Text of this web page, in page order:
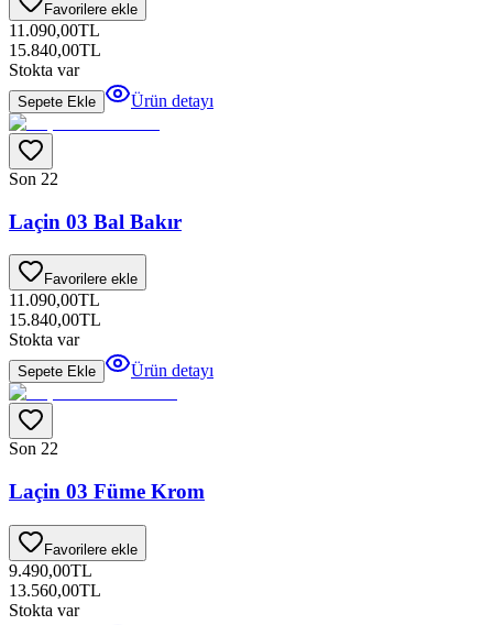
Favorilere ekle
11.090,00TL
15.840,00TL
Stokta var
Sepete Ekle Ürün detayı
Son 22
Laçin 03 Bal Bakır
Favorilere ekle
11.090,00TL
15.840,00TL
Stokta var
Sepete Ekle Ürün detayı
Son 22
Laçin 03 Füme Krom
Favorilere ekle
9.490,00TL
13.560,00TL
Stokta var